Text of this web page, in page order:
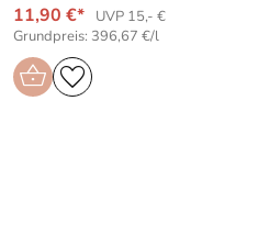
11,90 €*
UVP 15,- €
Grundpreis: 396,67 €/l